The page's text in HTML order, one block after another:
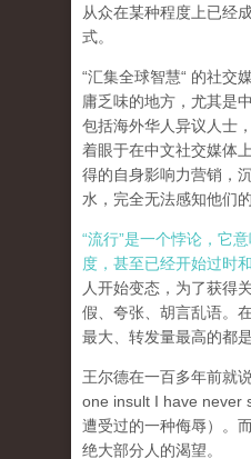
从众在某种程度上已经
式。
“汇集全球智慧“ 的社交
庸乏味的地方，尤其是
包括海外华人异议人士
着眼于在中文社交媒体
得的自身影响力营销，
水，完全无法感知他们
“流行”是一个悖论，它
度，甚至已经开始过时
人开始变态，为了获
假、夸张、胡言乱语。
最大、转发量最高的都
王尔德在一百多年前就
one insult I have never
遭受过的一种侮辱）。
绝大部分人的渴望。